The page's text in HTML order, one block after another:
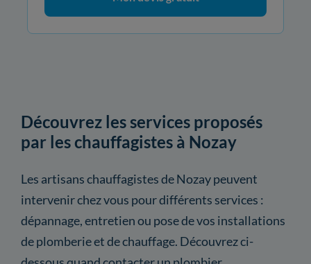
Découvrez les services proposés
par les chauffagistes à Nozay
Les artisans chauffagistes de Nozay peuvent
intervenir chez vous pour différents services :
dépannage, entretien ou pose de vos installations
de plomberie et de chauffage. Découvrez ci-